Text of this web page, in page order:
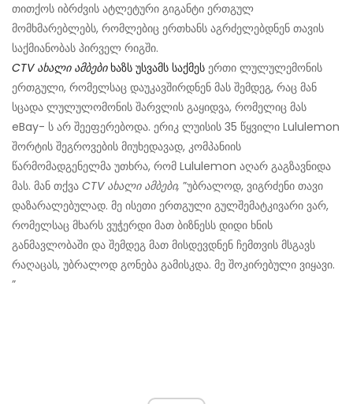
თითქოს იბრძვის ატლეტური გიგანტი ერთგულ
მომხმარებლებს, რომლებიც ერთხანს აგრძელებდნენ თავის
საქმიანობას პირველ რიგში.
CTV ახალი ამბებიხაზს უსვამს საქმეს ერთი ლულულემონის
ერთგული, რომელსაც დაუკავშირდნენ მას შემდეგ, რაც მან
სცადა ლულულომონის შარვლის გაყიდვა, რომელიც მას
eBay- ს არ შეეფერებოდა. ერიკ ლუისის 35 წყვილი Lululemon
შორტის შეგროვების მიუხედავად, კომპანიის
წარმომადგენელმა უთხრა, რომ Lululemon აღარ გაგზავნიდა
მას. მან თქვა CTV ახალი ამბები, ”უბრალოდ, ვიგრძენი თავი
დაზარალებულად. მე ისეთი ერთგული გულშემატკივარი ვარ,
რომელსაც მხარს ვუჭერდი მათ ბიზნესს დიდი ხნის
განმავლობაში და შემდეგ მათ მისდევდნენ ჩემთვის მსგავს
რაღაცას, უბრალოდ გონება გამისკდა. მე შოკირებული ვიყავი.
”